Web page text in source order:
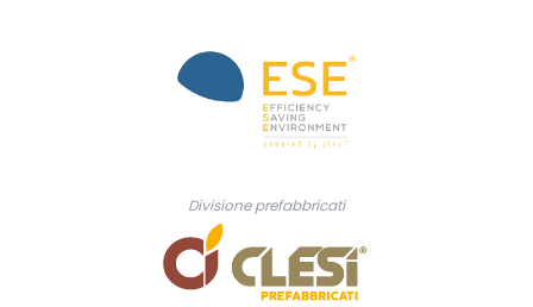
Divisione prefabbricati